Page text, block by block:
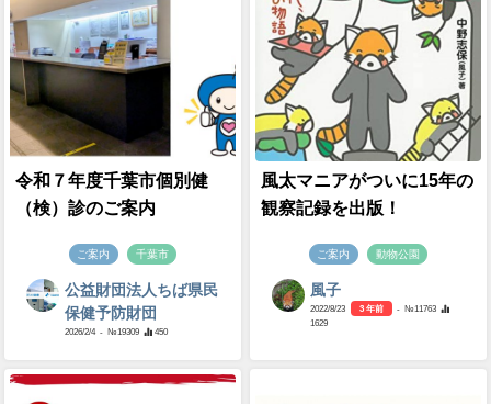
令和７年度千葉市個別健
（検）診のご案内
ご案内 千葉市
公益財団法人ちば県民
保健予防財団
2026/2/4 - №19309 450
風太マニアがついに15年の
観察記録を出版！
ご案内 動物公園
風子
2022/8/23 3 年前
- №11763
1629